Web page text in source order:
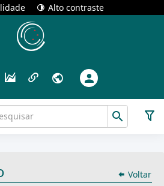
Alto contraste
Voltar